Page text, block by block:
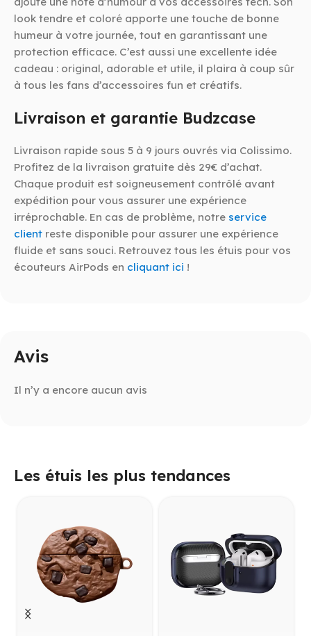
look tendre et coloré apporte une touche de bonne
humeur à votre journée, tout en garantissant une
protection efficace. C’est aussi une excellente idée
cadeau : original, adorable et utile, il plaira à coup sûr
à tous les fans d’accessoires fun et créatifs.
Livraison et garantie Budzcase
Livraison rapide sous 5 à 9 jours ouvrés via Colissimo.
Profitez de la livraison gratuite dès 29€ d’achat.
Chaque produit est soigneusement contrôlé avant
expédition pour vous assurer une expérience
irréprochable. En cas de problème, notre service
client reste disponible pour assurer une expérience
fluide et sans souci. Retrouvez tous les étuis pour vos
écouteurs AirPods en cliquant ici !
Avis
Il n’y a encore aucun avis
Les étuis les plus tendances